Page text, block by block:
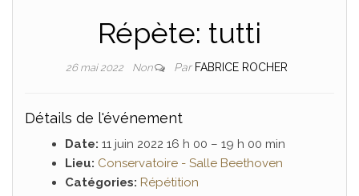
Répète: tutti
26 mai 2022 Non Par FABRICE ROCHER
Détails de l'événement
Date: 11 juin 2022 16 h 00 – 19 h 00 min
Lieu: Conservatoire - Salle Beethoven
Catégories: Répétition